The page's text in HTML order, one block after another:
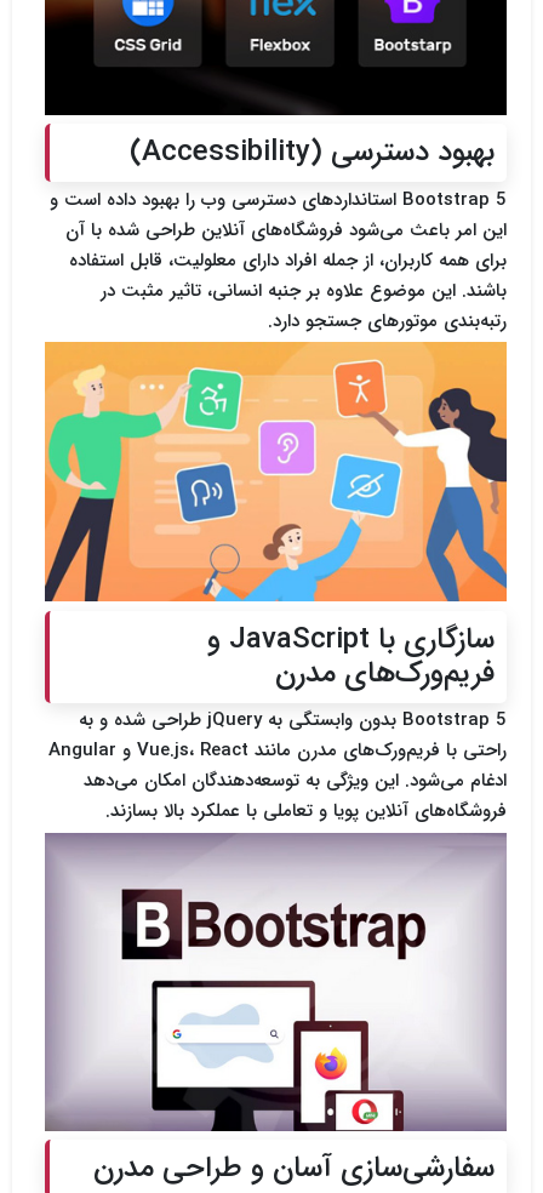
بهبود دسترسی (Accessibility)
Bootstrap 5 استانداردهای دسترسی وب را بهبود داده است و
این امر باعث می‌شود فروشگاه‌های آنلاین طراحی شده با آن
برای همه کاربران، از جمله افراد دارای معلولیت، قابل استفاده
باشند. این موضوع علاوه بر جنبه انسانی، تاثیر مثبت در
رتبه‌بندی موتورهای جستجو دارد.
سازگاری با JavaScript و
فریم‌ورک‌های مدرن
Bootstrap 5 بدون وابستگی به jQuery طراحی شده و به
راحتی با فریم‌ورک‌های مدرن مانند Vue.js، React و Angular
ادغام می‌شود. این ویژگی به توسعه‌دهندگان امکان می‌دهد
فروشگاه‌های آنلاین پویا و تعاملی با عملکرد بالا بسازند.
سفارشی‌سازی آسان و طراحی مدرن